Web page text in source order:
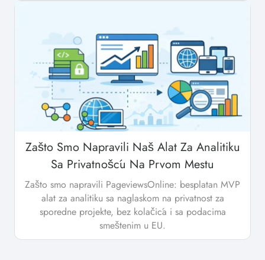
Zašto Smo Napravili Naš Alat Za Analitiku
Sa Privatnošću Na Prvom Mestu
Zašto smo napravili PageviewsOnline: besplatan MVP
alat za analitiku sa naglaskom na privatnost za
sporedne projekte, bez kolačića i sa podacima
smeštenim u EU.